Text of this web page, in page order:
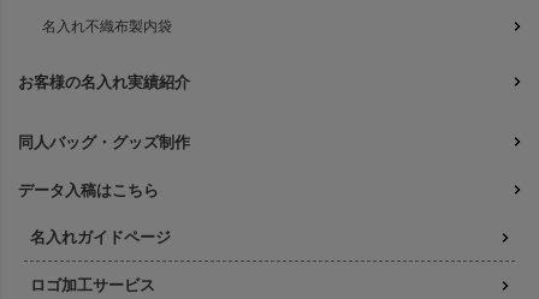
名入れ不織布製内袋
お客様の名入れ実績紹介
同人バッグ・グッズ制作
データ入稿はこちら
名入れガイドページ
ロゴ加工サービス